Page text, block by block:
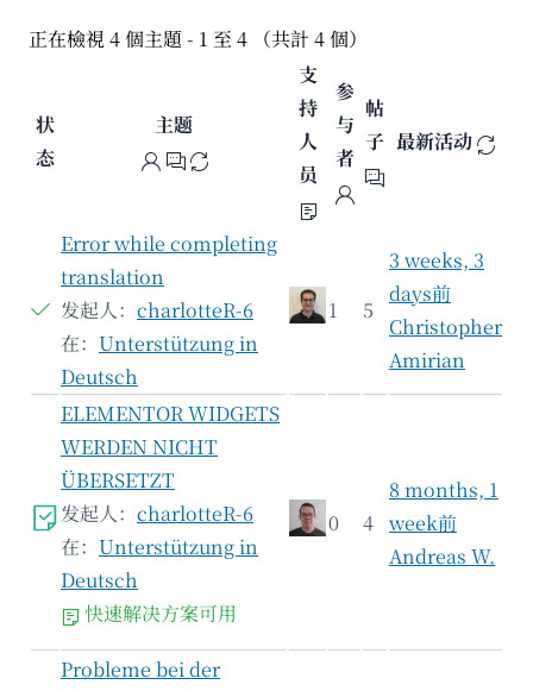
正在檢視 4 個主題 - 1 至 4 （共計 4 個）
状
态
主题
支
持
人
员
参
与
者
帖
子 最新活动
Error while completing
translation
发起人： charlotteR-6
在： Unterstützung in
Deutsch
1 5
3 weeks, 3
days前
Christopher
Amirian
ELEMENTOR WIDGETS
WERDEN NICHT
ÜBERSETZT
发起人： charlotteR-6
在： Unterstützung in
Deutsch
快速解决方案可用
0 4
8 months, 1
week前
Andreas W.
Probleme bei der